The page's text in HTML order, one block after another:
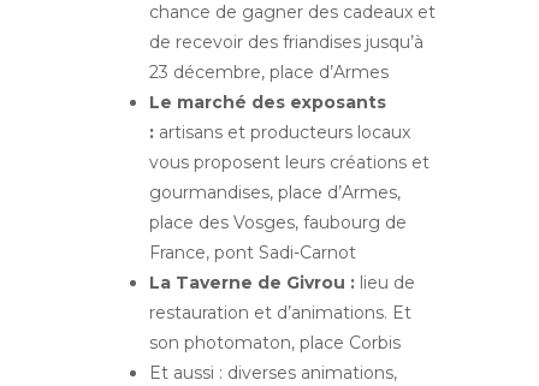
chance de gagner des cadeaux et
de recevoir des friandises jusqu’à
23 décembre, place d’Armes
Le marché des exposants
: artisans et producteurs locaux
vous proposent leurs créations et
gourmandises, place d’Armes,
place des Vosges, faubourg de
France, pont Sadi-Carnot
La Taverne de Givrou : lieu de
restauration et d’animations. Et
son photomaton, place Corbis
Et aussi : diverses animations,